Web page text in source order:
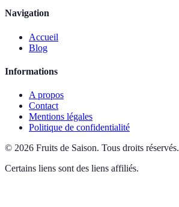
Navigation
Accueil
Blog
Informations
A propos
Contact
Mentions légales
Politique de confidentialité
© 2026 Fruits de Saison. Tous droits réservés.
Certains liens sont des liens affiliés.